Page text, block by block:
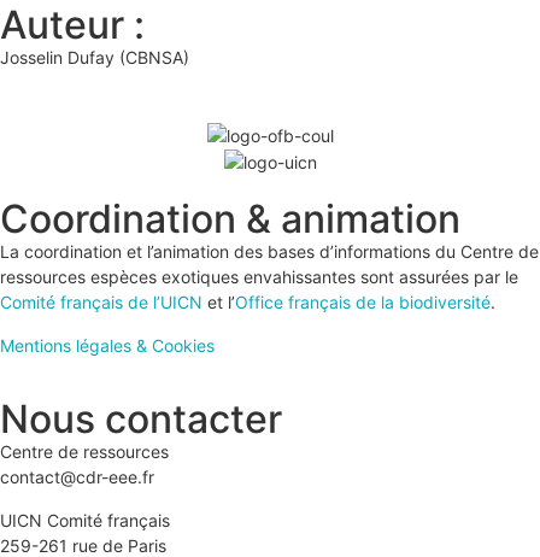
Auteur :
Josselin Dufay (CBNSA)
Coordination & animation
La coordination et l’animation des bases d’informations du Centre de
ressources espèces exotiques envahissantes sont assurées par le
Comité français de l’UICN et l’Office français de la biodiversité.
Mentions légales & Cookies
Nous contacter
Centre de ressources
contact@cdr-eee.fr
UICN Comité français
259-261 rue de Paris